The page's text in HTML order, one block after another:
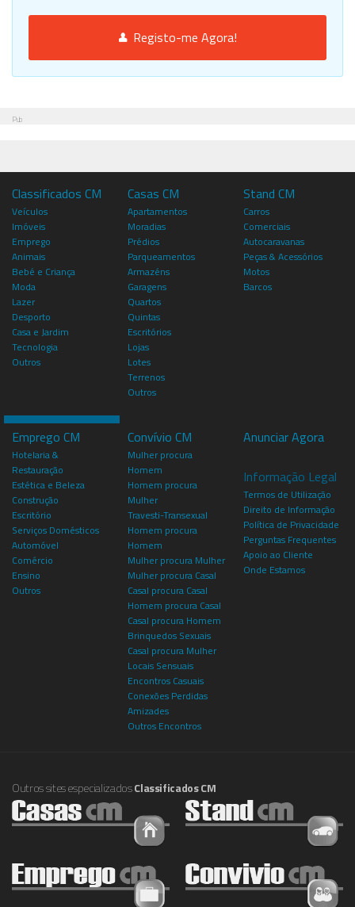
Registo-me Agora!
Pub
Classificados CM
Veículos
Imóveis
Emprego
Animais
Bebé e Criança
Moda
Lazer
Desporto
Casa e Jardim
Tecnologia
Outros
Casas CM
Apartamentos
Moradias
Prédios
Parqueamentos
Armazéns
Garagens
Quartos
Quintas
Escritórios
Lojas
Lotes
Terrenos
Outros
Stand CM
Carros
Comerciais
Autocaravanas
Peças & Acessórios
Motos
Barcos
Emprego CM
Hotelaria &
Restauração
Estética e Beleza
Construção
Escritório
Serviços Domésticos
Automóvel
Comércio
Ensino
Outros
Convívio CM
Mulher procura
Homem
Homem procura
Mulher
Travesti-Transexual
Homem procura
Homem
Mulher procura Mulher
Mulher procura Casal
Casal procura Casal
Homem procura Casal
Casal procura Homem
Brinquedos Sexuais
Casal procura Mulher
Locais Sensuais
Encontros Casuais
Conexões Perdidas
Amizades
Outros Encontros
Anunciar Agora
Informação Legal
Termos de Utilização
Direito de Informação
Política de Privacidade
Perguntas Frequentes
Apoio ao Cliente
Onde Estamos
Outros sites especializadosClassificados CM